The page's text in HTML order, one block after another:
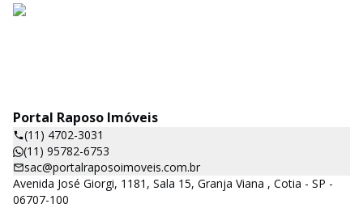
Portal Raposo Imóveis
(11) 4702-3031
(11) 95782-6753
sac@portalraposoimoveis.com.br
Avenida José Giorgi, 1181, Sala 15, Granja Viana , Cotia - SP -
06707-100